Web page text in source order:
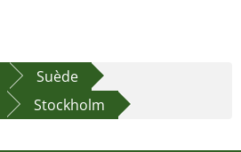
Suède
Stockholm